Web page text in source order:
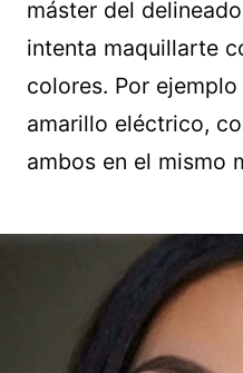
máster del
intenta maquillarte
colores. Por
amarillo eléctrico,
ambos en el mismo